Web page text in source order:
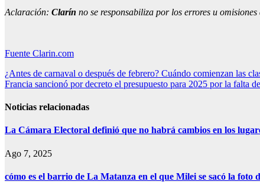
Aclaración: Clarín no se responsabiliza por los errores u
Fuente Clarin.com
Navegación
de
entradas
¿Antes de carnaval o después de febrero? Cuándo comienzan las
Francia sancionó por decreto el presupuesto para 2025 por la falta
Noticias relacionadas
La Cámara Electoral definió que no habrá cambios en los
Ago 7, 2025
cómo es el barrio de La Matanza en el que Milei se sacó la